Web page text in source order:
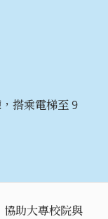
搭乘電梯至 9
助大專校院與